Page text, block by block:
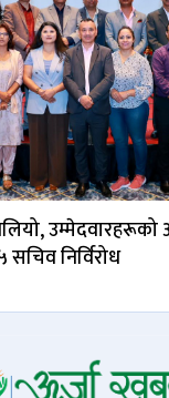
उम्मेदवारहरूको
निर्विरोध